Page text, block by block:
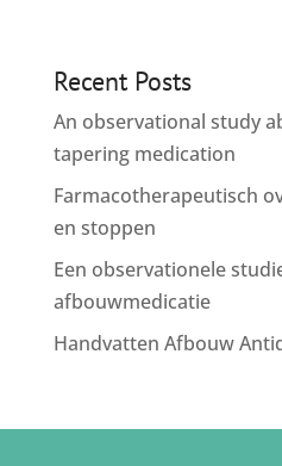
Recent Posts
An observational study
tapering medication
Farmacotherapeutisch
en stoppen
Een observationele
afbouwmedicatie
Handvatten Afbouw